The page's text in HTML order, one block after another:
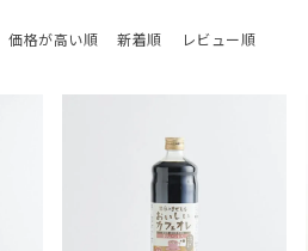
価格が高い順 新着順 レビュー順